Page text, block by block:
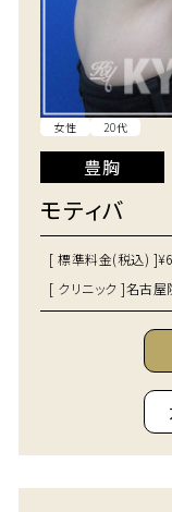
女性 20代
豊胸
モティバ
[ 標準料金(税込) ]
[ クリニック ]名古屋